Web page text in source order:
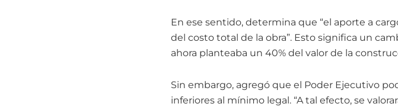
En ese sentido, determina que “el aporte a
del costo total de la obra”. Esto significa un
ahora planteaba un 40% del valor de la
Sin embargo, agregó que el Poder Ejecutivo
inferiores al mínimo legal. “A tal efecto, se